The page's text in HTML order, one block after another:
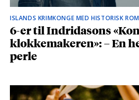
ISLANDS KRIMKONGE MED HISTORISK
6-er til Indridasons
klokkemakeren»: – En
perle